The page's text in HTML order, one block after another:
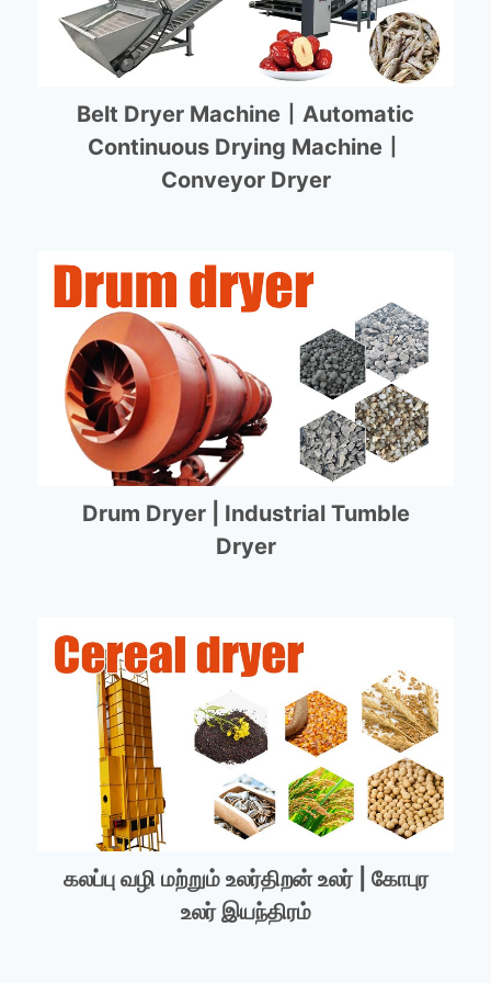
Belt Dryer Machine丨Automatic
Continuous Drying Machine丨
Conveyor Dryer
Drum Dryer | Industrial Tumble
Dryer
கலப்பு வழி மற்றும் உலர்திறன் உலர் | கோபுர
உலர் இயந்திரம்